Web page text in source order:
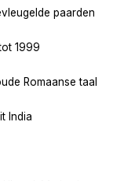
paarden
1999
Romaanse taal
India